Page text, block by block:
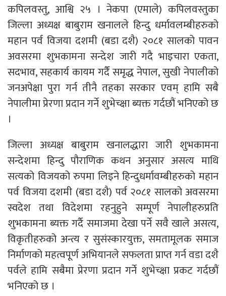
कपिलवस्तु, आश्वि २५ । नेकपा (एमाले) कपिलवस्तुका
जिल्ला अध्यक्ष बाबुराम खनालले हिन्दु धर्मावलम्बीहरुको
महान पर्व विजया दशमी (बडा दशै) २०८१ सालको पावन
अवसरमा शुभकामना सन्देश जारी गदै भाइचारा एकता,
सदभाव, सहकार्य कायम गर्दैं समृद्ध नेपाल, सुखी नेपालीको
जनअपेक्षा पुरा गर्न तीनै तहका सरकार एवम् हामि सबै
नेपालीमा प्रेरणा प्रदान गर्ने शुभेच्क्षा ब्यक्त गर्दछौं भनिएको छ
।
जिल्ला अध्यक्ष बाबुराम खनालद्धारा जारी शुभकामना
सन्देशमा हिन्दु पौराणिक कथन अनुसार असत्य माथि
सत्यको विजयको रुपमा लिइने हिन्दुधर्मावम्बीहरुको महान
पर्व विजया दशमी (बडा दशै) पर्व २०८१ सालको अवसरमा
स्वदेश तथा विदेशमा रहनुहुने सम्पूर्ण नेपालीहरुप्रति
शुभकामना ब्यक्त गर्दै समाजमा देखा पर्ने सवै खाले असत्य,
विकृतीहरुको अन्त्य र सुसंस्कारयुक्त, समतामूलक समाज
निर्माणको महत्वपूर्ण अभियानले सफलता प्राप्त गर्न वडा दशै
पर्वले हामि सबैमा प्रेरणा प्रदान गर्ने शुभेच्क्षा प्रकट गर्दछौं
भनिएको छ ।